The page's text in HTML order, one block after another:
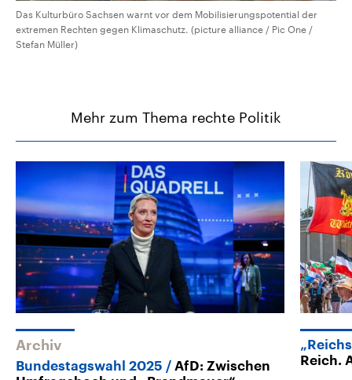
Das Kulturbüro Sachsen warnt vor dem Mobilisierungspotential der
extremen Rechten gegen Klimaschutz. (picture alliance / Pic One /
Stefan Müller)
Mehr zum Thema rechte Politik
Archiv
Bundestagswahl 2025
AfD: Zwischen
Reich.